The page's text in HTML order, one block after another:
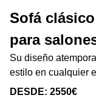
Sofá
para
Su diseño
estilo en cualquier
DESDE: 2550€